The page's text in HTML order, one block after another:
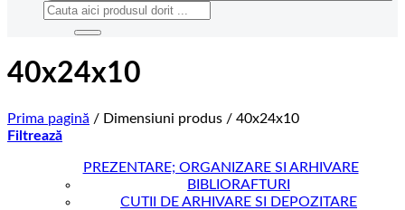
Caută
40x24x10
Prima pagină / Dimensiuni produs / 40x24x10
Filtrează
PREZENTARE; ORGANIZARE SI ARHIVARE
BIBLIORAFTURI
CUTII DE ARHIVARE SI DEPOZITARE